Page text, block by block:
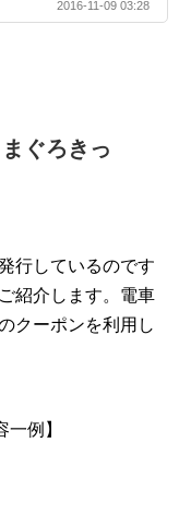
2016-11-09 03:28
ぐろきっ
行しているのです
紹介します。電車
クーポンを利用し
例】